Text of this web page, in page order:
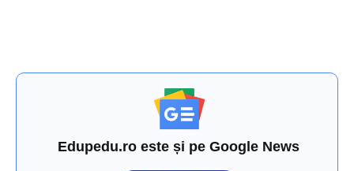
Edupedu.ro este și pe Google News